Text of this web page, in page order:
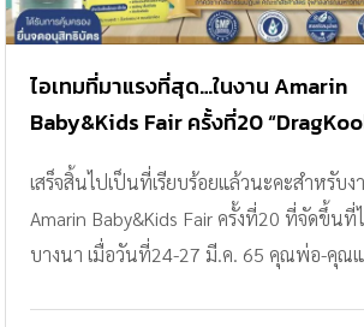
ไอเทมที่มาแรงที่สุด…ในงาน Amarin
Baby&Kids Fair ครั้งที่20
(แดรกคูลเลอร์) ผ้าเปียกสมุนไพรเช็ดตัว
ลดไข้เด็ก” ที่มีประสิทธิภาพในการเช็ด
ลดไข้ได้ดีกว่าใช้ผ้าชุบน้ำ 2 เท่า
เสร็จสิ้นไปเป็นที่เรียบร้อยแล้วนะคะสำหรับง
Amarin Baby&Kids Fair ครั้งที่20 ที่จัดขึ้นที่
บางนา เมื่อวันที่24-27 มี.ค. 65 คุณพ่อ-คุณ